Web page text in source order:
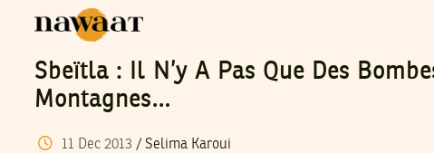
Sbeïtla : Il N’y A Pas Que Des
Montagnes…
11 Dec 2013 / Selima Karoui